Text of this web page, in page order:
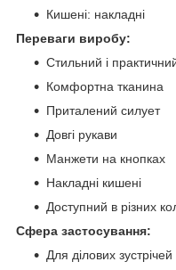
Кишені: накладні
Переваги виробу:
Стильний і
Комфортна тканина
Приталений силует
Довгі рукави
Манжети на кнопках
Накладні кишені
Доступний в різних
Сфера застосування:
Для ділових зустрічей